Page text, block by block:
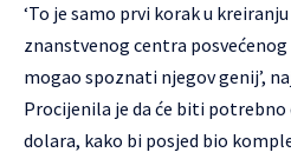
‘To je samo prvi korak u
znanstvenog centra
mogao spoznati njegov genij’,
Procijenila je da će biti
dolara, kako bi posjed bio